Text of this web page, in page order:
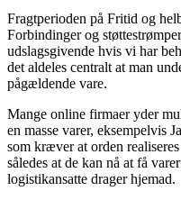
Fragtperioden på Fritid og
Forbindinger og
udslagsgivende hvis vi har
det aldeles centralt at man
pågældende vare.
Mange online firmaer yder
en masse varer, eksempelvis
som kræver at orden
således at de kan nå at få
logistikansatte drager hjemad.